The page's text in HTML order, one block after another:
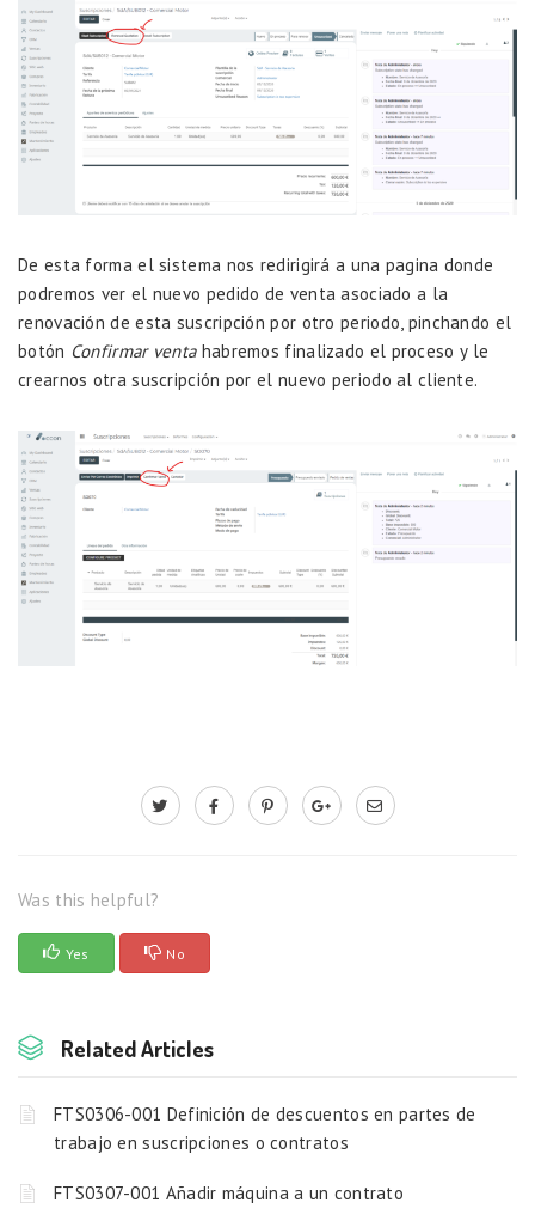
De esta forma el sistema nos redirigirá a una pagina donde
podremos ver el nuevo pedido de venta asociado a la
renovación de esta suscripción por otro periodo, pinchando el
botón Confirmar ventahabremos finalizado el proceso y le
crearnos otra suscripción por el nuevo periodo al cliente.
Was this helpful?
Yes No
Related Articles
FTS0306-001 Definición de descuentos en partes de
trabajo en suscripciones o contratos
FTS0307-001 Añadir máquina a un contrato